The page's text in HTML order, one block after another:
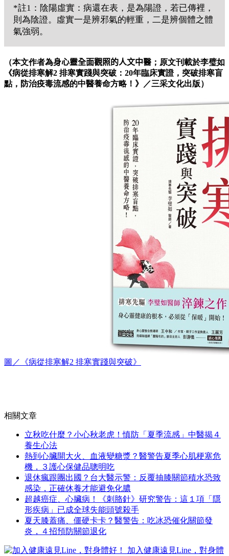
*註1：陰陽虛實：病還在表，是為陽證，若已傳裡，
則為陰證。虛實一是辨邪氣的輕重，二是辨個體之體
氣強弱。
（本文作者為身心靈全面觀照的人文中醫 ；原文刊載於李璧如
《病從排寒解2 排寒實踐與突破：20年臨床實證，突破排寒盲
點，防治疫毒流感的中醫養命方略！》／三采文化出版）
圖／《病從排寒解2 排寒實踐與突破》
相關文章
立秋吃什麼？小心秋老虎！慎防「夏季流感」中醫揭４
養生心法
熱到心臟開大火、血液變糖漿？醫警告夏季心肌梗塞危
機，３護心保健品聰明吃
退休瘋跟團出國？台大醫示警：反覆抽膝關節積水恐致
感染，正確休養才能避免化膿
超越癌症、心臟病！《刺胳針》研究警告：這１項「隱
形疾病」已成全球失能頭號殺手
夏天膝蓋痛、僵硬卡卡？醫警告：吃冰恐催化關節發
炎，４招預防關節退化
加入健康遠見Line，對身體